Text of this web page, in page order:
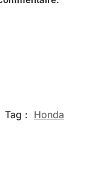
Tag : Honda